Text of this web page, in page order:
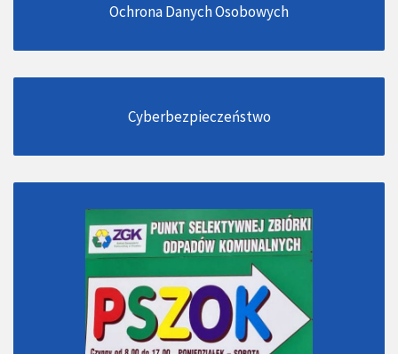
Ochrona Danych Osobowych
Cyberbezpieczeństwo